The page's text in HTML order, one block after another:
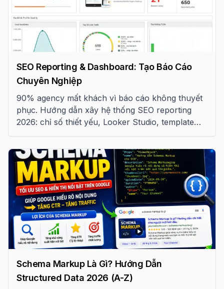
SEO Reporting & Dashboard: Tạo Báo Cáo
Chuyên Nghiệp
90% agency mất khách vì báo cáo không thuyết
phục. Hướng dẫn xây hệ thống SEO reporting
2026: chỉ số thiết yếu, Looker Studio, template
Schema Markup Là Gì? Hướng Dẫn
Structured Data 2026 (A-Z)